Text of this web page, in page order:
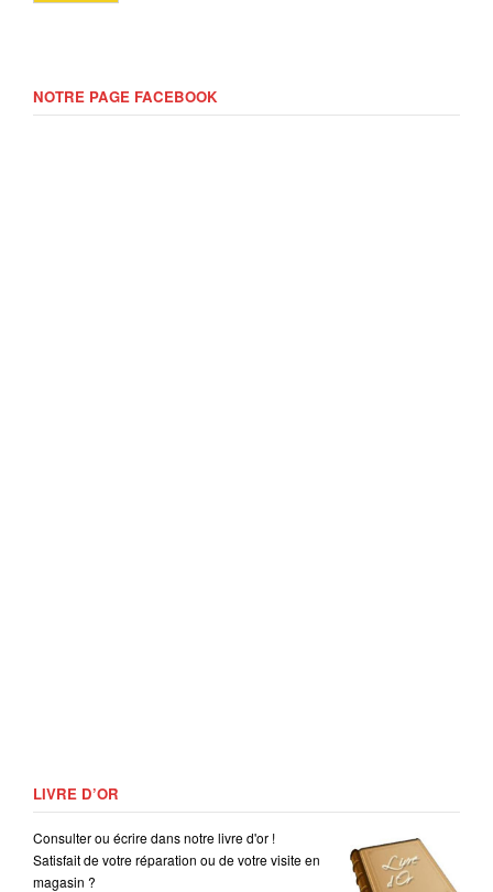
NOTRE PAGE FACEBOOK
LIVRE D’OR
Consulter ou écrire dans notre livre d'or !
Satisfait de votre réparation ou de votre visite en
magasin ?